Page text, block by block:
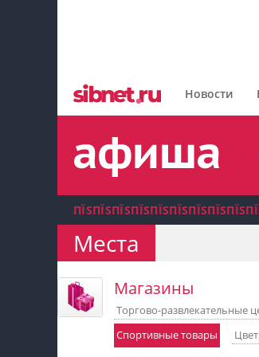
Новости
пїЅпїЅпїЅпїЅпїЅпїЅпїЅпїЅ
пїЅпїЅпїЅпїЅпїЅпїЅпїЅ
пїЅпїЅпїЅ
пїЅпїЅпїЅ
Места
Магазины
Торгово-развлекательные
Спортивные товары